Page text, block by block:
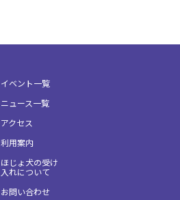
イベント一覧
ニュース一覧
アクセス
利用案内
ほじょ犬の受け
入れについて
お問い合わせ